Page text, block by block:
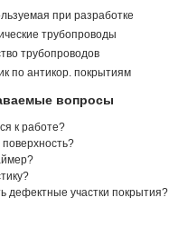
при разработке
трубопроводы
трубопроводов
по антикор. покрытиям
вопросы
к работе?
поверхность?
дефектные участки покрытия?